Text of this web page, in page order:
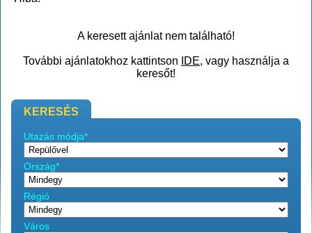
A keresett ajánlat nem található!
További ajánlatokhoz kattintson IDE, vagy használja a
keresőt!
KERESÉS
Utazás módja*
Ország*
Régió
Város